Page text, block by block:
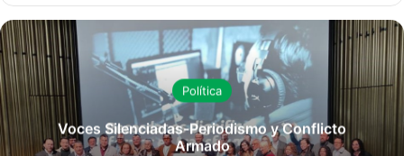
Política
Voces Silenciadas-Periodismo y Conflicto
Armado